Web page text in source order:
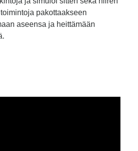
pakottaakseen
aseensa ja heittämään